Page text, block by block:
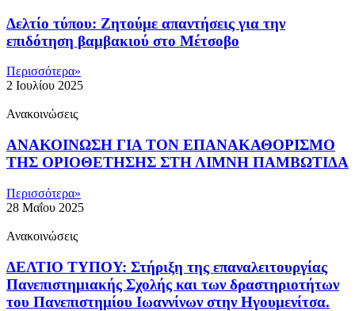
Δελτίο τύπου: Ζητούμε απαντήσεις για την
επιδότηση βαμβακιού στο Μέτσοβο
Περισσότερα»
2 Ιουλίου 2025
Ανακοινώσεις
ΑΝΑΚΟΙΝΩΣΗ ΓΙΑ ΤΟΝ ΕΠΑΝΑΚΑΘΟΡΙΣΜΟ
ΤΗΣ ΟΡΙΟΘΕΤΗΣΗΣ ΣΤΗ ΛΙΜΝΗ ΠΑΜΒΩΤΙΔΑ
Περισσότερα»
28 Μαΐου 2025
Ανακοινώσεις
ΔΕΛΤΙΟ ΤΥΠΟΥ: Στήριξη της επαναλειτουργίας
Πανεπιστημιακής Σχολής και των δραστηριοτήτων
του Πανεπιστημίου Ιωαννίνων στην Ηγουμενίτσα.